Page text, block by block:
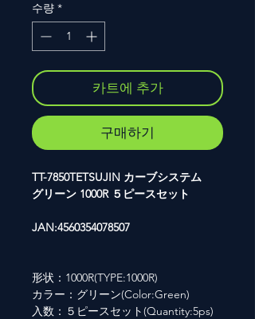
수량 *
카트에 추가
구매하기
TT-7850TETSUJIN カーブシステム
グリーン 1000R ５ピースセット
JAN:4560354078507
形状：1000R(TYPE:1000R)
カラー：グリーン(Color:Green)
入数：５ピースセット(Quantity:5ps)